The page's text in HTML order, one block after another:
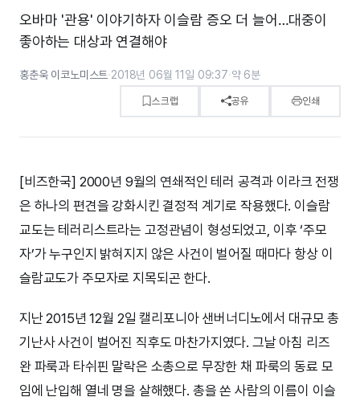
오바마 '관용' 이야기하자 이슬람 증오 더 늘어…대중이
좋아하는 대상과 연결해야
홍춘욱 이코노미스트·2018년 06월 11일 09:37·약 6분
스크랩 공유 인쇄
[비즈한국] 2000년 9월의 연쇄적인 테러 공격과 이라크 전쟁
은 하나의 편견을 강화시킨 결정적 계기로 작용했다. 이슬람
교도는 테러리스트라는 고정관념이 형성되었고, 이후 ‘주모
자’가 누구인지 밝혀지지 않은 사건이 벌어질 때마다 항상 이
슬람교도가 주모자로 지목되곤 한다.
지난 2015년 12월 2일 캘리포니아 샌버너디노에서 대규모 총
기난사 사건이 벌어진 직후도 마찬가지였다. 그날 아침 리즈
완 파룩과 타쉬핀 말락은 소총으로 무장한 채 파룩의 동료 모
임에 난입해 열네 명을 살해했다. 총을 쏜 사람의 이름이 이슬